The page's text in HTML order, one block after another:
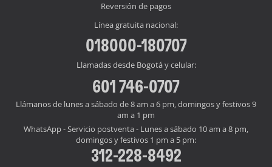
Reversión de pagos
Línea gratuita nacional:
018000-180707
Llamadas desde Bogotá y celular:
601 746-0707
Llámanos de lunes a sábado de 8 am a 6 pm, domingos y festivos 9
am a 1 pm
WhatsApp - Servicio postventa - Lunes a sábado 10 am a 8 pm,
domingos y festivos 1 pm a 5 pm:
312-228-8492